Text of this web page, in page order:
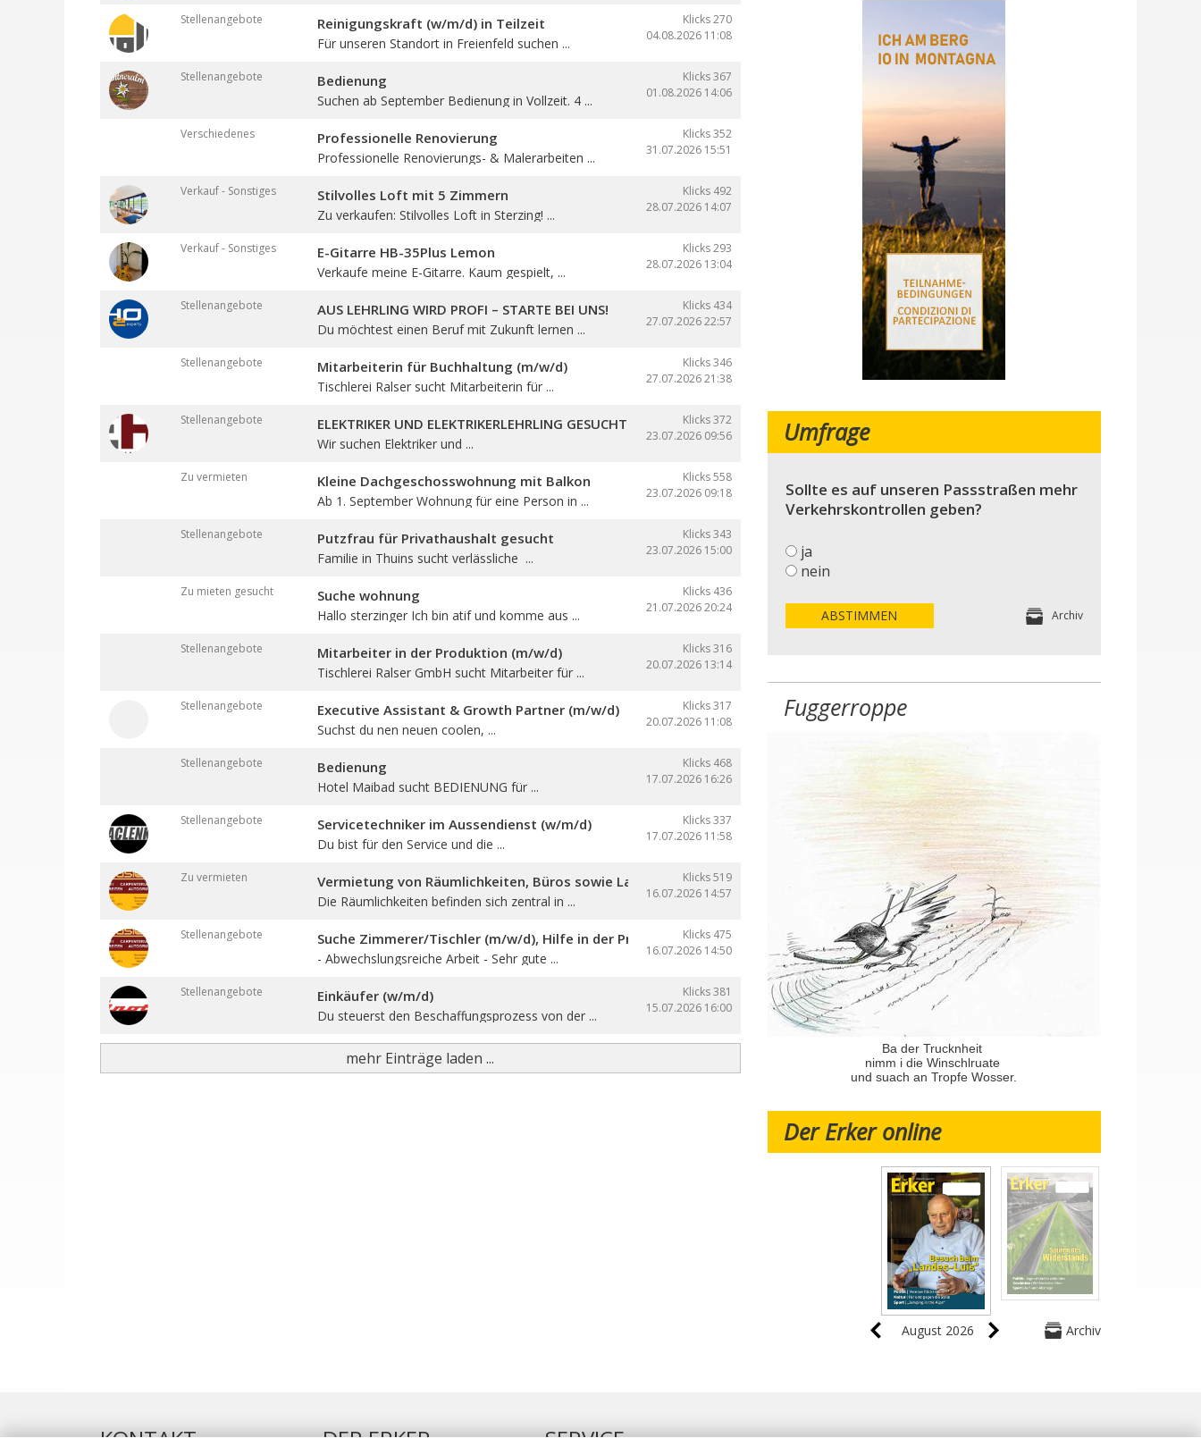
Stellenangebote
Klicks 270
04.08.2026 11:08
Reinigungskraft (w/m/d) in Teilzeit
Für unseren Standort in Freienfeld suchen ...
Stellenangebote
Klicks 367
01.08.2026 14:06
Bedienung
Suchen ab September Bedienung in Vollzeit. 4 ...
Verschiedenes
Klicks 352
31.07.2026 15:51
Professionelle Renovierung
Professionelle Renovierungs- & Malerarbeiten ...
Verkauf - Sonstiges
Klicks 492
28.07.2026 14:07
Stilvolles Loft mit 5 Zimmern
Zu verkaufen: Stilvolles Loft in Sterzing! ...
Verkauf - Sonstiges
Klicks 293
28.07.2026 13:04
E-Gitarre HB-35Plus Lemon
Verkaufe meine E-Gitarre. Kaum gespielt, ...
Stellenangebote
Klicks 434
27.07.202622:57
AUS LEHRLING WIRD PROFI – STARTE BEI UNS!
Du möchtest einen Beruf mit Zukunft lernen ...
Stellenangebote
Klicks 346
27.07.202621:38
Mitarbeiterin für Buchhaltung (m/w/d)
Tischlerei Ralser sucht Mitarbeiterin für ...
Stellenangebote
Klicks 372
23.07.2026 09:56
ELEKTRIKER UND ELEKTRIKERLEHRLING GESUCHT
Wir suchen Elektriker und ...
Zu vermieten
Klicks 558
23.07.2026 09:18
Kleine Dachgeschosswohnung mit Balkon
Ab 1. September Wohnung für eine Person in ...
Stellenangebote
Klicks 343
23.07.2026 15:00
Putzfrau für Privathaushalt gesucht
Familie in Thuins sucht verlässliche ...
Zu mieten gesucht
Klicks 436
21.07.202620:24
Suche wohnung
Hallo sterzinger Ich bin atif und komme aus ...
Stellenangebote
Klicks 316
20.07.2026 13:14
Mitarbeiter in der Produktion (m/w/d)
Tischlerei Ralser GmbH sucht Mitarbeiter für ...
Stellenangebote
Klicks 317
20.07.2026 11:08
Executive Assistant & Growth Partner (m/w/d)
Suchst du nen neuen coolen, ...
Stellenangebote
Klicks 468
17.07.2026 16:26
Bedienung
Hotel Maibad sucht BEDIENUNG für ...
Stellenangebote
Klicks 337
17.07.2026 11:58
Servicetechniker im Aussendienst (w/m/d)
Du bist für den Service und die ...
Zu vermieten
Klicks 519
16.07.2026 14:57
Vermietung von Räumlichkeiten, Büros sowie Lager- und Produktionsflächen, Halle mit Lagerplatz
Die Räumlichkeiten befinden sich zentral in ...
Stellenangebote
Klicks 475
16.07.2026 14:50
Suche Zimmerer/Tischler (m/w/d), Hilfe in der Produktion und auf den Baustellen (m/w/d), Hausmeister (m/w/d)
- Abwechslungsreiche Arbeit - Sehr gute ...
Stellenangebote
Klicks 381
15.07.2026 16:00
Einkäufer (w/m/d)
Du steuerst den Beschaffungsprozess von der ...
mehr Einträge laden ...
Umfrage
Sollte es auf unseren Passstraßen mehr
Verkehrskontrollen geben?
ja
nein
ABSTIMMEN Archiv
Fuggerroppe
Ba der Trucknheit
nimm i die Winschlruate
und suach an Tropfe Wosser.
Der Erker online
August 2026 Archiv